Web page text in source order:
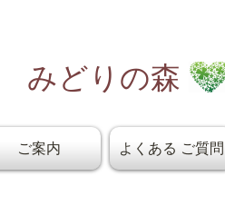
みどりの森
ご案内 よくある ご質問